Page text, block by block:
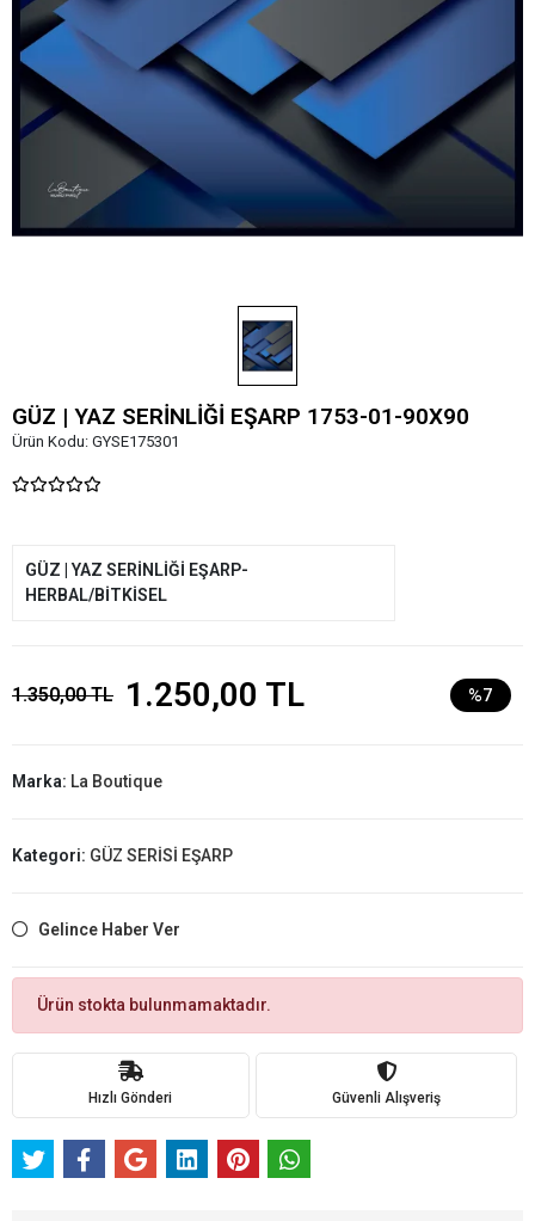
GÜZ | YAZ SERİNLİĞİ EŞARP 1753-01-90X90
Ürün Kodu: GYSE175301
GÜZ | YAZ SERİNLİĞİ EŞARP-
HERBAL/BİTKİSEL
1.350,00 TL 1.250,00 TL %7
Marka: La Boutique
Kategori: GÜZ SERİSİ EŞARP
Gelince Haber Ver
Ürün stokta bulunmamaktadır.
Hızlı Gönderi Güvenli Alışveriş